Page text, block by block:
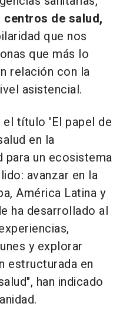
centros de salud,
que nos
que más lo
relación con la
asistencial.
el título 'El papel de
en la
un ecosistema
avanzar en la
América Latina y
ha desarrollado al
y explorar
estructurada en
han indicado